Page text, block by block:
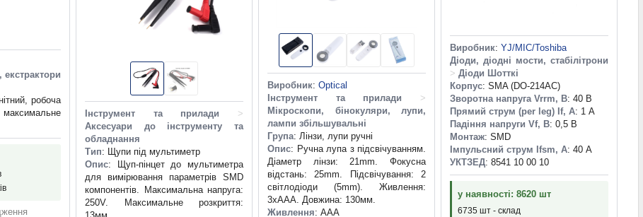
екстрактори
робоча
Інструмент та прилади
>
Аксесуари до інструменту та
обладнання
Тип: Щупи під мультиметр
Опис: Щуп-пінцет до мультиметра
для вимірювання параметрів SMD
компонентів. Максимальна напруга:
250V. Максимальне розкриття:
Виробник: Optical
Інструмент та прилади
>
Мікроскопи, бінокуляри, лупи,
лампи збільшувальні
Група: Лінзи, лупи ручні
Опис: Ручна лупа з підсвічуванням.
Діаметр лінзи: 21mm. Фокусна
відстань: 25mm. Підсвічування: 2
світлодіоди (5mm). Живлення:
3xAAA. Довжина: 130мм.
Живлення: AAA
Виробник: YJ/MIC/Toshiba
Діоди, діодні мости, стабілітрони
> Діоди Шотткі
Корпус: SMA (DO-214AC)
Зворотна напруга Vrrm, В: 40 В
Прямий струм (per leg) If, А: 1 А
Падіння напруги Vf, В: 0,5 В
Монтаж: SMD
Імпульсний струм Ifsm, А: 40 А
УКТЗЕД: 8541 10 00 10
у наявності: 8620 шт
6735 шт - склад